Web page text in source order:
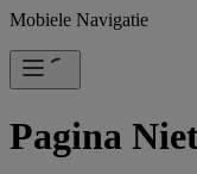
Mobiele Navigatie
Pagina